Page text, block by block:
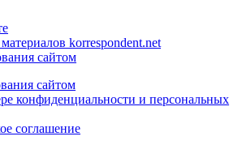
korrespondent.net
сайтом
сайтом
конфиденциальности и персональных
соглашение